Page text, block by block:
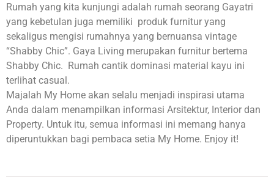
Rumah yang kita kunjungi adalah rumah seorang Gayatri
yang kebetulan juga memiliki produk furnitur yang
sekaligus mengisi rumahnya yang bernuansa vintage
“Shabby Chic”. Gaya Living merupakan furnitur bertema
Shabby Chic. Rumah cantik dominasi material kayu ini
terlihat casual.
Majalah My Home akan selalu menjadi inspirasi utama
Anda dalam menampilkan informasi Arsitektur, Interior dan
Property. Untuk itu, semua informasi ini memang hanya
diperuntukkan bagi pembaca setia My Home. Enjoy it!